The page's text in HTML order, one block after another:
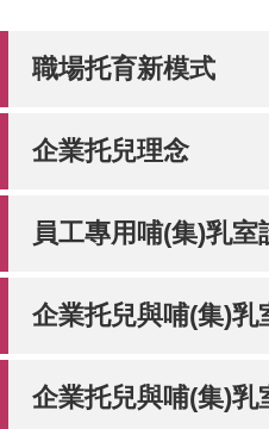
職場托育新模式
企業托兒理念
員工專用哺(集)乳室
企業托兒與哺(集)乳
企業托兒與哺(集)